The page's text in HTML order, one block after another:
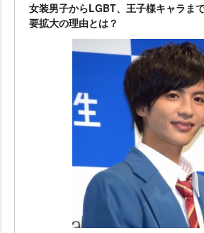
女装男子からLGBT、王子様キャラま
要拡大の理由とは？